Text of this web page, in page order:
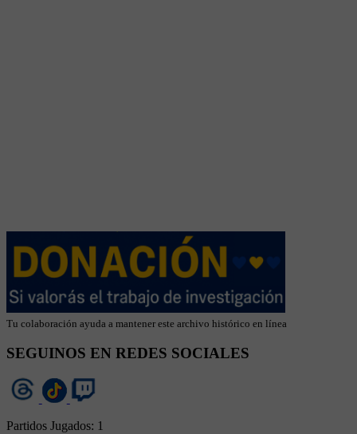
Tu colaboración ayuda a mantener este archivo histórico en línea
SEGUINOS EN REDES SOCIALES
Partidos Jugados: 1